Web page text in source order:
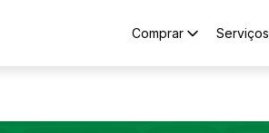
Comprar Serviços